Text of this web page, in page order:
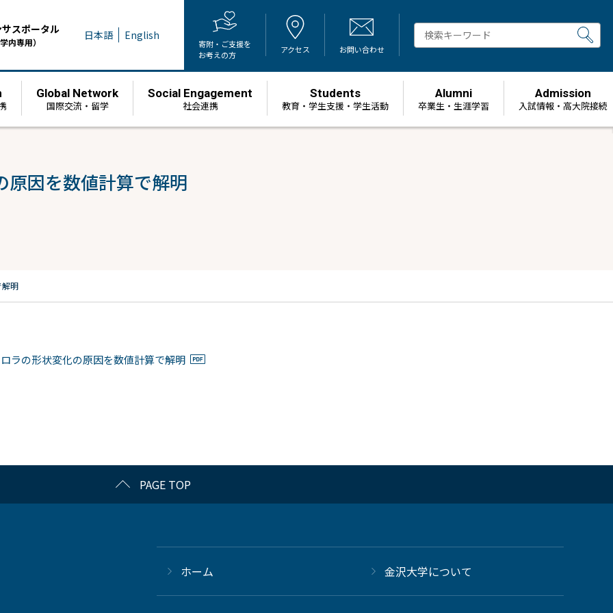
スポータル
内専用） 日本語 English
寄附・ご支援を
お考えの方
アクセス お問い合わせ
Global Network
国際交流・留学
Social Engagement
社会連携
Students
教育・学生支援・学生活動
Alumni
卒業生・生涯学習
Admission
⼊試情報・高大院接続
原因を数値計算で解明
解明
ラの形状変化の原因を数値計算で解明
PAGE TOP
ホーム 金沢大学について